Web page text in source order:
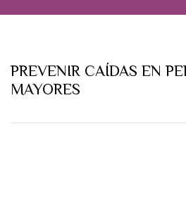
PREVENIR CAÍDAS EN
MAYORES